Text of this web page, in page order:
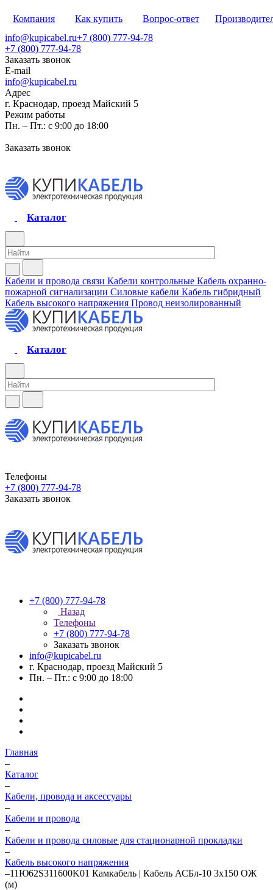
Компания Как купить Вопрос-ответ
info@kupicabel.ru+7 (800) 777-94-78
+7 (800) 777-94-78
Заказать звонок
E-mail
info@kupicabel.ru
Адрес
г. Краснодар, проезд Майский 5
Режим работы
Пн. – Пт.: с 9:00 до 18:00
Заказать звонок
Каталог
Кабели и провода связи Кабели контрольные Кабель охранно-
пожарной сигнализации Силовые кабели Кабель гибридный
Кабель высокого напряжения Провод неизолированный
Каталог
Телефоны
+7 (800) 777-94-78
Заказать звонок
+7 (800) 777-94-78
Назад
Телефоны
+7 (800) 777-94-78
Заказать звонок
info@kupicabel.ru
г. Краснодар, проезд Майский 5
Пн. – Пт.: с 9:00 до 18:00
Главная
–
Каталог
–
Кабели, провода и аксессуары
–
Кабели и провода
–
Кабели и провода силовые для стационарной прокладки
–
Кабель высокого напряжения
–11Ю62S311600K01 Камкабель | Кабель АСБл-10 3х150 ОЖ
(м)